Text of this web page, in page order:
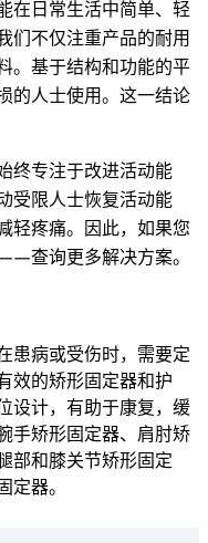
在日常生活中简单、轻
们不仅注重产品的耐用
。基于结构和功能的平
的人士使用。这一结论
终专注于改进活动能
受限人士恢复活动能
轻疼痛。因此，如果您
查询更多解决方案。
患病或受伤时，需要定
效的矫形固定器和护
设计，有助于康复，缓
手矫形固定器、肩肘矫
部和膝关节矫形固定
器。